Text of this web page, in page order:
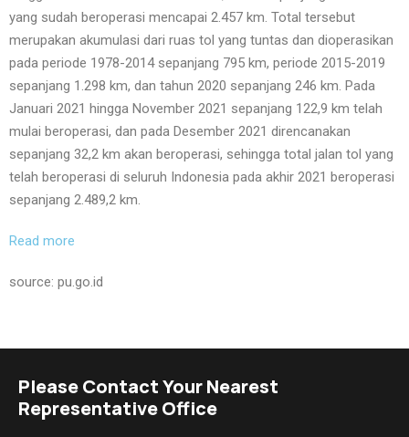
yang sudah beroperasi mencapai 2.457 km. Total tersebut
merupakan akumulasi dari ruas tol yang tuntas dan dioperasikan
pada periode 1978-2014 sepanjang 795 km, periode 2015-2019
sepanjang 1.298 km, dan tahun 2020 sepanjang 246 km. Pada
Januari 2021 hingga November 2021 sepanjang 122,9 km telah
mulai beroperasi, dan pada Desember 2021 direncanakan
sepanjang 32,2 km akan beroperasi, sehingga total jalan tol yang
telah beroperasi di seluruh Indonesia pada akhir 2021 beroperasi
sepanjang 2.489,2 km.
Read more
source: pu.go.id
Please Contact Your Nearest
Representative Office